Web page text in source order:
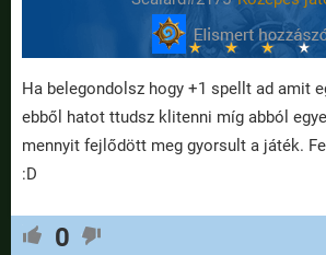
Ha belegondolsz hogy +1 spellt ad amit
ebből hatot ttudsz klitenni míg abból
mennyit fejlődött meg gyorsult a játék.
:D
0